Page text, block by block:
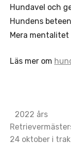
Hundavel och
Hundens
Mera
Läs mer om
Post
2022 års
24 oktober i